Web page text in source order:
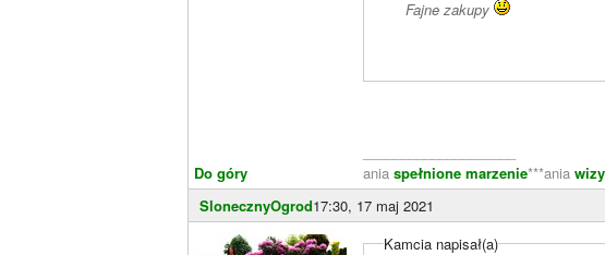
Do góry
Fajne zakupy
ania spełnione marzenie***ania
SlonecznyOgrod17:30, 17 maj 2021
Kamcia napisał(a)